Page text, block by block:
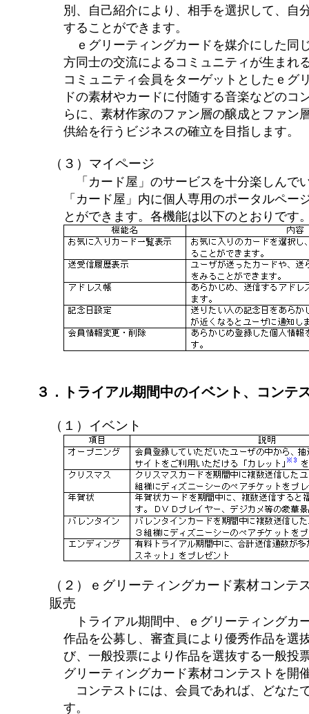
別、自己紹介により、相手を選択して、自
することができます。
ｅグリーティングカードを媒介にした同
方同士の交流によるコミュニティが生まれ
コミュニティ会員をターゲットとしたｅグ
ドの素材やカードに付随する音楽などのコ
らに、素材作家のファン層の醸成とファン
供給を行うビジネスの確立を目指します。
（３）マイページ
「カード屋」のサービスを十分楽しんで
「カード屋」内に個人専用のポータルペー
とができます。各機能は以下のとおりです
３．トライアル期間中のイベント、コンテ
（１）イベント
（２）ｅグリーティングカード素材コンテ
販売
トライアル期間中、ｅグリーティングカ
作品を公募し、審査員により優秀作品を選
び、一般投票により作品を選抜する一般投
グリーティングカード素材コンテストを開
コンテストには、会員であれば、どなた
す。